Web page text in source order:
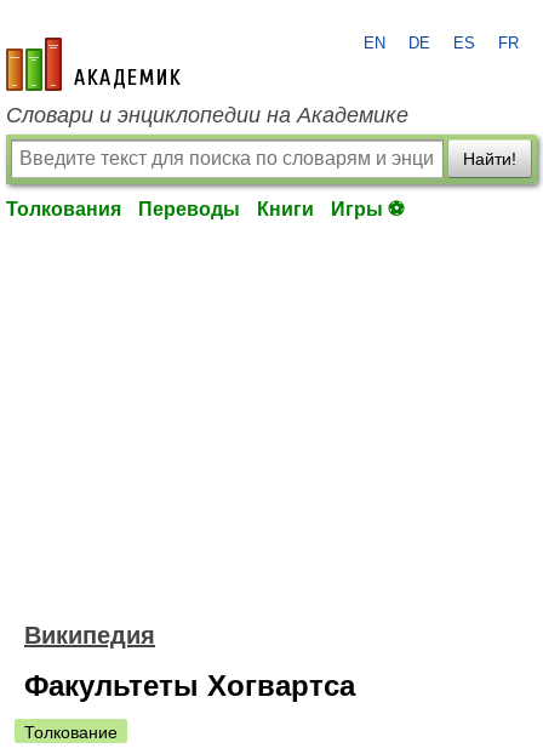
academic.ru
EN DE ES FR
Словари и энциклопедии на Академике
Найти!
Толкования Переводы Книги Игры ⚽
Википедия
Факультеты Хогвартса
Толкование